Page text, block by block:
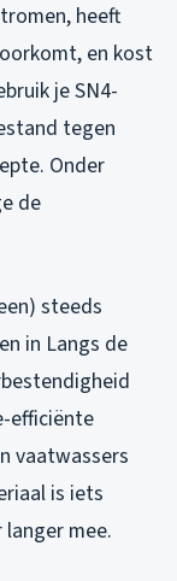
heeft
en kost
je SN4-
tegen
Onder
de
steeds
in Langs de
efficiënte
vaatwassers
is iets
mee.